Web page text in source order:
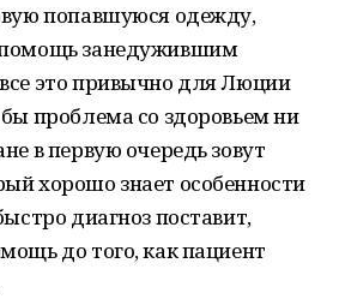
попавшуюся одежду,
занедужившим
это привычно для Люции
проблема со здоровьем ни
в первую очередь зовут
хорошо знает особенности
диагноз поставит,
до того, как пациент